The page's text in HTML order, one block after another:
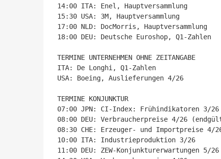
14:00 ITA: Enel, Hauptversammlung
15:30 USA: 3M, Hauptversammlung
17:00 NLD: DocMorris, Hauptversammlung
18:00 DEU: Deutsche Euroshop, Q1-Zahlen
TERMINE UNTERNEHMEN OHNE ZEITANGABE
ITA: De Longhi, Q1-Zahlen
USA: Boeing, Auslieferungen 4/26
TERMINE KONJUNKTUR
07:00 JPN: CI-Index: Frühindikatoren 3/
08:00 DEU: Verbraucherpreise 4/26
08:30 CHE: Erzeuger- und Importpreise 4/
10:00 ITA: Industrieproduktion 3/26
11:00 DEU: ZEW-Konjunkturerwartungen 5/26